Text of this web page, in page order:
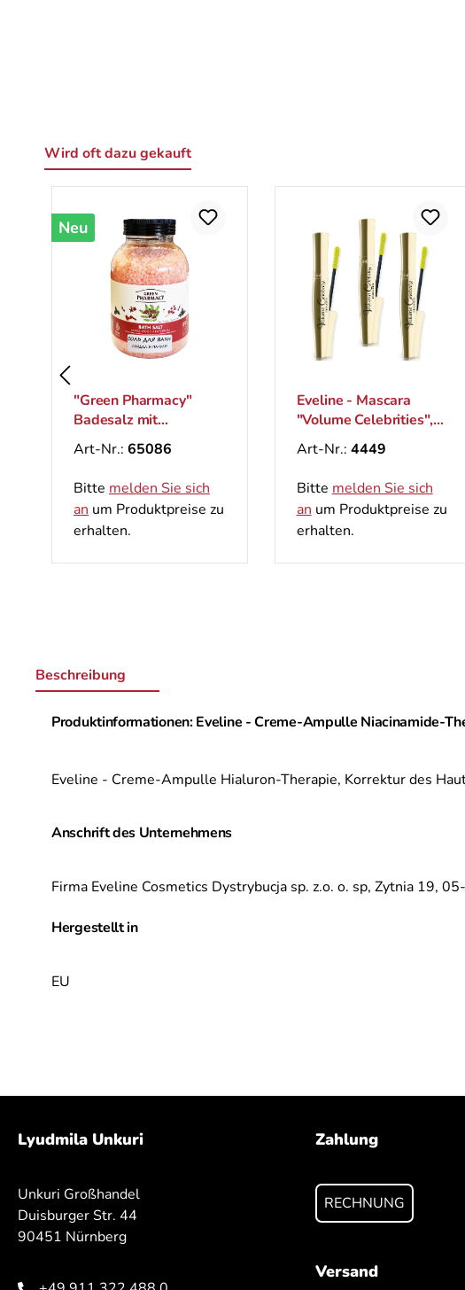
Wird oft dazu gekauft
Neu
"Green Pharmacy"
Badesalz mit
Sandelholz und
Patschuli mit Deckel,
1000 g
Art-Nr.: 65086
Bitte melden Sie sich
an um Produktpreise zu
erhalten.
Eveline - Mascara
"Volume Celebrities",
schwarz, 9 ml, Bündel
3 St.
Art-Nr.: 4449
Bitte melden Sie sich
an um Produktpreise zu
erhalten.
Beschreibung
Produktinformationen: Eveline - Creme-Ampulle Niacinamide-
Eveline - Creme-Ampulle Hialuron-Therapie, Korrektur des
Anschrift des Unternehmens
Firma Eveline Cosmetics Dystrybucja sp. z.o. o. sp, Zytnia 19,
Hergestellt in
EU
Lyudmila Unkuri
Unkuri Großhandel
Duisburger Str. 44
90451 Nürnberg
Zahlung
RECHNUNG
Versand